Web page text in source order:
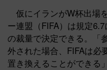
仮にイランがW杯出場
ー連盟（FIFA）は規定
の裁量で決定できる。「
外された場合、FIFAは必
置き換えることができる